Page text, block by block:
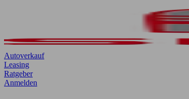
Autoverkauf
Leasing
Ratgeber
Anmelden